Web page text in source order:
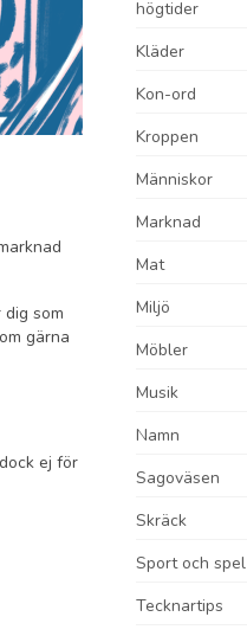
som
gärna
ej för
högtider
Kläder
Kon-ord
Kroppen
Människor
Marknad
Mat
Miljö
Möbler
Musik
Namn
Sagoväsen
Skräck
Sport och spel
Tecknartips